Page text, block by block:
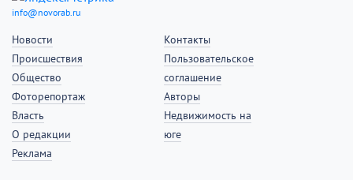
info@novorab.ru
Новости
Происшествия
Общество
Фоторепортаж
Власть
О редакции
Реклама
Контакты
Пользовательское
соглашение
Авторы
Недвижимость на
юге